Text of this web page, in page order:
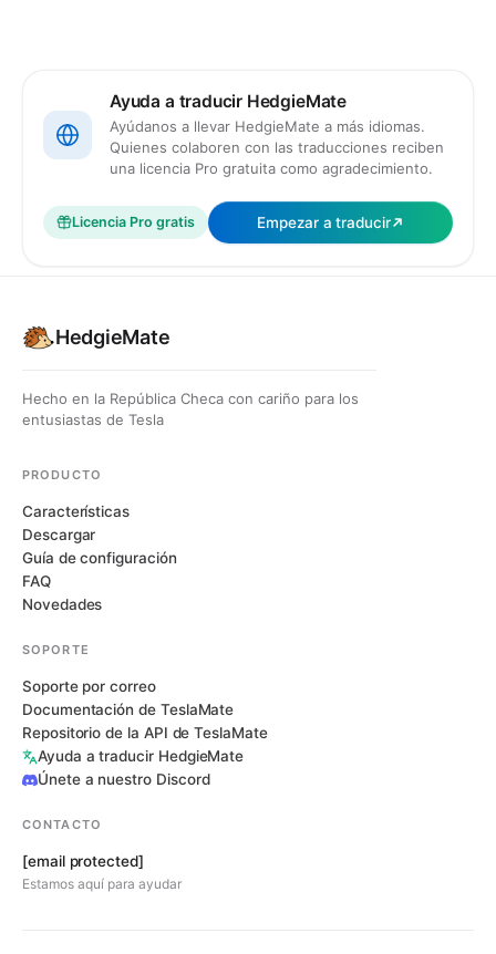
Ayuda a traducir HedgieMate
Ayúdanos a llevar HedgieMate a más idiomas.
Quienes colaboren con las traducciones reciben
una licencia Pro gratuita como agradecimiento.
Licencia Pro gratis Empezar a traducir
HedgieMate
Hecho en la República Checa con cariño para los
entusiastas de Tesla
PRODUCTO
Características
Descargar
Guía de configuración
FAQ
Novedades
SOPORTE
Soporte por correo
Documentación de TeslaMate
Repositorio de la API de TeslaMate
Ayuda a traducir HedgieMate
Únete a nuestro Discord
CONTACTO
[email protected]
Estamos aquí para ayudar